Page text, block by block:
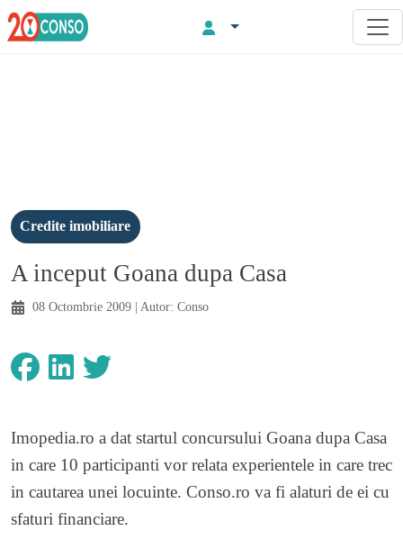
Credite imobiliare
A inceput Goana dupa Casa
08 Octombrie 2009 | Autor: Conso
Imopedia.ro a dat startul concursului Goana dupa Casa
in care 10 participanti vor relata experientele in care trec
in cautarea unei locuinte. Conso.ro va fi alaturi de ei cu
sfaturi financiare.